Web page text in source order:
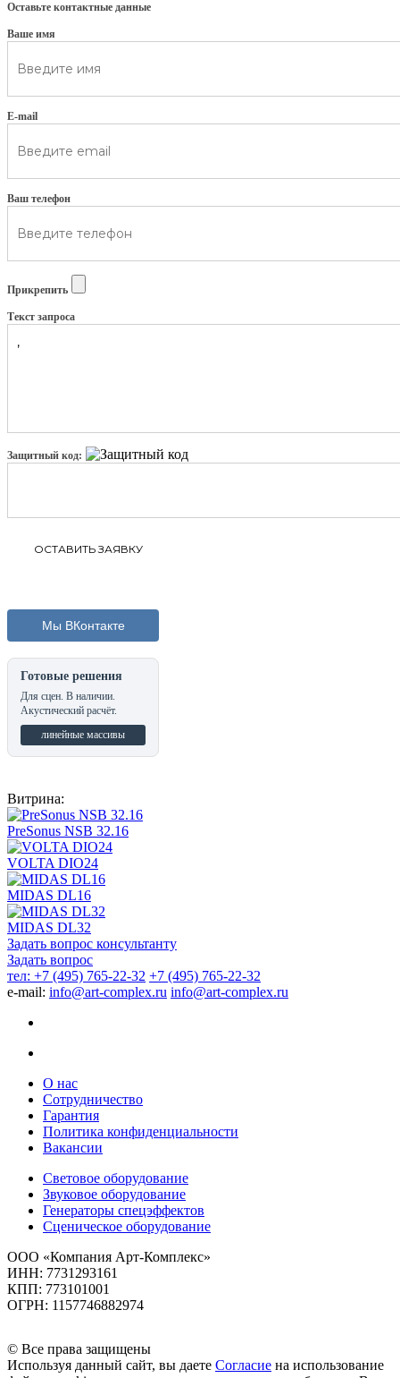
Оставьте контактные данные
Ваше имя
E-mail
Ваш телефон
Прикрепить
Текст запроса
Защитный код:
Мы ВКонтакте
Готовые решения
Для сцен. В наличии.
Акустический расчёт.
линейные массивы
Витрина:
PreSonus NSB 32.16
VOLTA DIO24
MIDAS DL16
MIDAS DL32
Задать вопрос консультанту
Задать вопрос
тел: +7 (495) 765-22-32 +7 (495) 765-22-32
e-mail: info@art-complex.ru info@art-complex.ru
О нас
Сотрудничество
Гарантия
Политика конфиденциальности
Вакансии
Световое оборудование
Звуковое оборудование
Генераторы спецэффектов
Сценическое оборудование
ООО «Компания Арт-Комплекс»
ИНН: 7731293161
КПП: 773101001
ОГРН: 1157746882974
© Все права защищены
Используя данный сайт, вы даете Согласие на использование